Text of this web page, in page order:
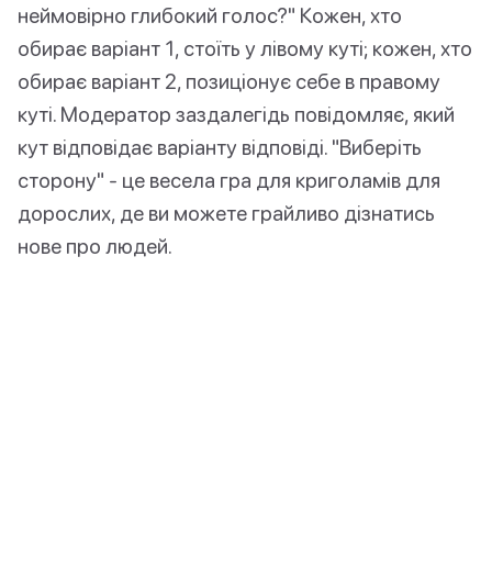
неймовірно глибокий голос?" Кожен, хто
обирає варіант 1, стоїть у лівому куті; кожен, хто
обирає варіант 2, позиціонує себе в правому
куті. Модератор заздалегідь повідомляє, який
кут відповідає варіанту відповіді. "Виберіть
сторону" - це весела гра для криголамів для
дорослих, де ви можете грайливо дізнатись
нове про людей.